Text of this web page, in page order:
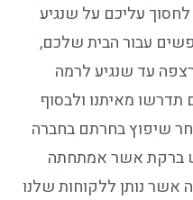
לחסוך עליכם על שנגיע
עבור הבית שלכם,
עד שנגיע לרמה
מאיתנו ולבסוף
שיפוץ בחרתם בחברה
ברקת אשר אמתחתה
אשר נותן ללקוחות שלנו